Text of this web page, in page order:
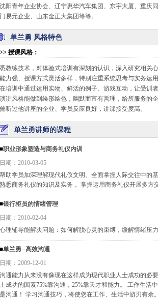
沈阳青年企业协会、辽宁惠华汽车集团、东宇大厦、重庆
门易元企业、山东金正大集团等等。
单兰勇 风格特色
>> 授课风格 ：
悉教练技术，对体验式培训有深刻的认识，深入研究相关
能力强、授课方式灵活多样，特别注重系统思考与实务运用
在培训中通过运用实物、鲜活的例子、游戏互动，让受训
演讲风格能做到绘形绘色，幽默而富有哲理，给所服务的
曾听过他讲座的企业、学员反应良好，讲课接受度高。
单兰勇讲师的课程
■职业形象塑造与商务礼仪内训
日期：2010-03-05
帮助学员加深理解现代礼仪文明、全面掌握人际交往中的
熟悉商务礼仪的知识及实务， 掌握运用商务礼仪开展多方
■银行柜员的情绪管理
日期：2010-02-04
心理辅导能解决问题：如何解脱心灵的束缚，缓解情绪压力
■单兰勇--高效沟通
日期：2009-12-01
沟通能力从来没有像现在这样成为现代职业人士成功的必
士成功的因素75%靠沟通，25%靠天才和能力。 工作生活
是沟通！ 学习沟通技巧，将使您在工作、生活中游刃有